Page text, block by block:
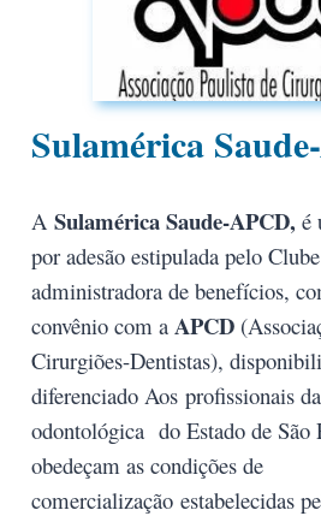
Sulamérica
A Sulamérica Saude-APCD, é
por adesão estipulada pelo
administradora de benefícios,
convênio com a APCD
Cirurgiões-Dentistas),
diferenciado Aos profissionais
odontológica do Estado de São
obedeçam as condições de
comercialização estabelecidas